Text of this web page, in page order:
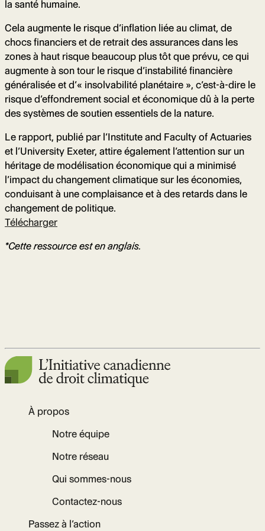
la santé humaine.
Cela augmente le risque d’inflation liée au climat, de
chocs financiers et de retrait des assurances dans les
zones à haut risque beaucoup plus tôt que prévu, ce qui
augmente à son tour le risque d’instabilité financière
généralisée et d’« insolvabilité planétaire », c’est-à-dire le
risque d’effondrement social et économique dû à la perte
des systèmes de soutien essentiels de la nature.
Le rapport, publié par l’Institute and Faculty of Actuaries
et l’University Exeter, attire également l’attention sur un
héritage de modélisation économique qui a minimisé
l’impact du changement climatique sur les économies,
conduisant à une complaisance et à des retards dans le
changement de politique.
Télécharger
*Cette ressource est en anglais.
À propos
Notre équipe
Notre réseau
Qui sommes-nous
Contactez-nous
Passez à l’action